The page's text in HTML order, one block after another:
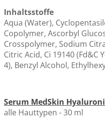
Inhaltsstoffe
Aqua (Water),
Copolymer, Ascorbyl
Crosspolymer, Sodium
Citric Acid, Ci 19140 (Fd&C
4), Benzyl Alcohol,
Serum MedSkin
alle Hauttypen - 30 ml